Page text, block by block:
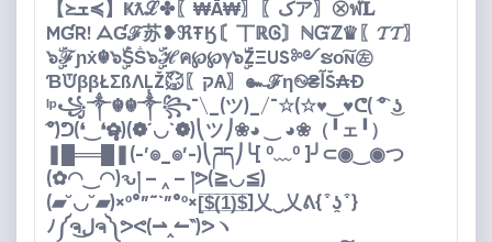
⨶ฬ𝐋〖アک〗Ҝƛℒ✤〖₩Ā₩〗【≽ܫ≼】
MƓR! ᗋƓℱ苏❥ℜŦӃ〘丅ℝᎶ〙ℕᏳℤ♛〖𝓣𝓣〗
๖ۣۜℱɲẋ☬๖ۣۜṦṦ๖ۣۜℋค℘℘ℽ๖ۣۜZΞUS༻ຮо͠ɴ㊧
Š₳Ðآ₴๛ℱη࿊〖Ѧק〗ƁᙈββŁΣßΛĻŽ㍇⃝
ᴵᵖ꧁༒☬☬༒꧂¯\_(ツ)_/¯☆(☆♥‿♥ᕦ( ͡° ͜ʖ
͡°)ᕤ(❛‿❛✿̶̥̥)(❁´◡`❁)⎝ツ⎠❀◕ ‿ ◕❀（╹ェ╹）
❚█══█❚(-’๏_๏’-)⎝ཌད⎠╰[ ⁰﹏⁰ ]╯⊂◉‿◉つ
(✿◠‿◠)ԅ། – ‸ – །ᕗ(≧◡≦)
(▰˘◡˘▰)×º°”˜`”°º×[̲̅$̲̅(̲̅1̲̅)̲̅$̲̅]乂‿乂ᕕ{ ͒ ʖ̯ ͒ }
ᕗᕙ(⇀‸↼‶)ᕗヽ༼ຈل͜ຈ༽ﾉ